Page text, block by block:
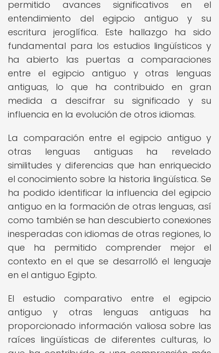
permitido avances significativos en el
entendimiento del egipcio antiguo y su
escritura jeroglífica. Este hallazgo ha sido
fundamental para los estudios lingüísticos y
ha abierto las puertas a comparaciones
entre el egipcio antiguo y otras lenguas
antiguas, lo que ha contribuido en gran
medida a descifrar su significado y su
influencia en la evolución de otros idiomas.
La comparación entre el egipcio antiguo y
otras lenguas antiguas ha revelado
similitudes y diferencias que han enriquecido
el conocimiento sobre la historia lingüística. Se
ha podido identificar la influencia del egipcio
antiguo en la formación de otras lenguas, así
como también se han descubierto conexiones
inesperadas con idiomas de otras regiones, lo
que ha permitido comprender mejor el
contexto en el que se desarrolló el lenguaje
en el antiguo Egipto.
El estudio comparativo entre el egipcio
antiguo y otras lenguas antiguas ha
proporcionado información valiosa sobre las
raíces lingüísticas de diferentes culturas, lo